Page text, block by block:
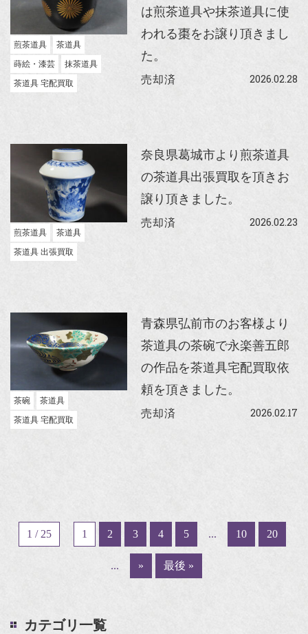
煎茶道具
茶道具
蒔絵・漆芸
抹茶道具
茶道具 宅配買取
は煎茶道具や抹茶道具に使
われる棗をお譲り頂きまし
た。
売却済 2026.02.28
煎茶道具
茶道具
茶道具 出張買取
奈良県葛城市より煎茶道具
の茶道具出張買取を頂きお
譲り頂きました。
売却済 2026.02.23
茶碗
茶道具
茶道具 宅配買取
青森県弘前市のお客様より
茶道具の茶碗で永楽善五郎
の作品を茶道具宅配買取依
頼を頂きました。
売却済 2026.02.17
1 / 25 1 2 3 4 5 ... 10 20
... » 最後 »
カテゴリ一覧